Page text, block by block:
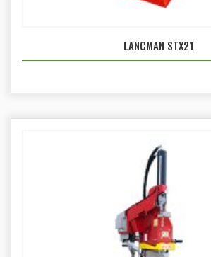
LANCMAN STX21